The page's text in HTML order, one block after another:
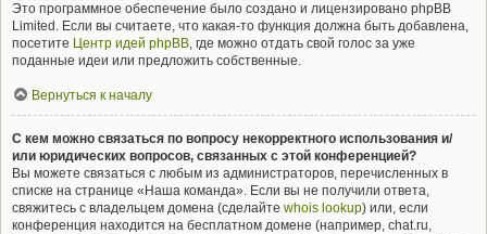
Это программное обеспечение было создано и лицензировано phpBB
Limited. Если вы считаете, что какая-то функция должна быть добавлена,
посетите Центр идей phpBB, где можно отдать свой голос за уже
поданные идеи или предложить собственные.
Вернуться к началу
С кем можно связаться по вопросу некорректного использования и/
или юридических вопросов, связанных с этой конференцией?
Вы можете связаться с любым из администраторов, перечисленных в
списке на странице «Наша команда». Если вы не получили ответа,
свяжитесь с владельцем домена (сделайте whois lookup) или, если
конференция находится на бесплатном домене (например, chat.ru,